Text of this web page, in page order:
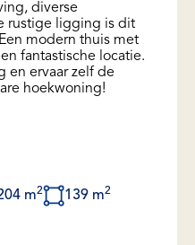
diverse
rustige ligging is dit
modern thuis met
fantastische locatie.
en ervaar zelf de
hoekwoning!
m2 139 m2